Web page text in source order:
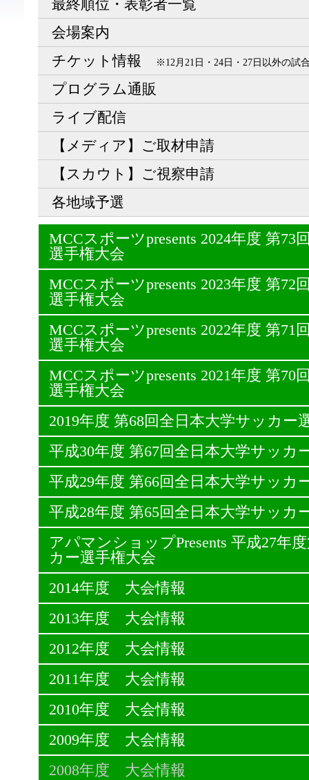
最終順位・表彰者一覧
会場案内
チケット情報
※12月21日・24日・27日以外の試
プログラム通販
ライブ配信
【メディア】ご取材申請
【スカウト】ご視察申請
各地域予選
MCCスポーツpresents 2024年度 第73
選手権大会
MCCスポーツpresents 2023年度 第72
選手権大会
MCCスポーツpresents 2022年度 第71
選手権大会
MCCスポーツpresents 2021年度 第70
選手権大会
2019年度 第68回全日本大学サッカー
平成30年度 第67回全日本大学サッカ
平成29年度 第66回全日本大学サッカ
平成28年度 第65回全日本大学サッカ
アパマンショップPresents 平成27年
カー選手権大会
2014年度 大会情報
2013年度 大会情報
2012年度 大会情報
2011年度 大会情報
2010年度 大会情報
2009年度 大会情報
2008年度 大会情報